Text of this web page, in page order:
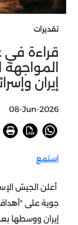
تقديرات
قراءة في
المواجهة
إيران
08-Jun-2026
استمع
أعلن الجيش
جوية على
إيران ووسطها